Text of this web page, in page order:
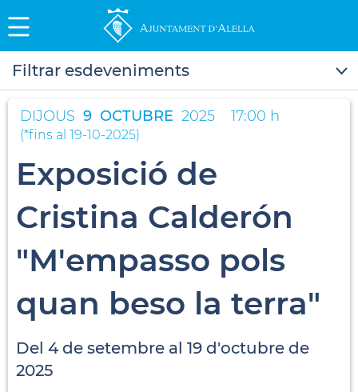
Filtrar esdeveniments
DIJOUS 9 OCTUBRE 2025 17:00 h
(*fins al 19-10-2025)
Exposició de
Cristina Calderón
"M'empasso pols
quan beso la terra"
Del 4 de setembre al 19 d'octubre de
2025